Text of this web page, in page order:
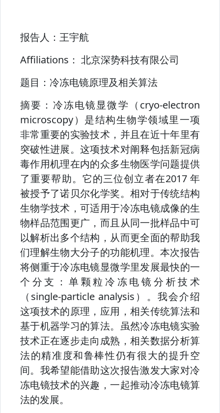
报告人： 王宇航
Affiliations： 北京深势科技有限公司
题目： 冷冻电镜原理及相关算法
摘要： 冷冻电镜显微学（cryo-electron
microscopy）是结构⽣物学领域⾥⼀项
⾮常重要的实验技术，并且在近⼗年⾥有
突破性进展。这项技术对阐释包括新冠病
毒作⽤机理在内的众多⽣物医学问题提供
了重要帮助。它的三位创⽴者在2017 年
被授予了诺⻉尔化学奖。相对于传统结构
⽣物学技术，可适⽤于冷冻电镜成像的⽣
物样品范围更广，⽽且从同⼀批样品中可
以解析出多个结构，从⽽更全⾯的帮助我
们理解⽣物⼤分⼦的功能机理。本次报告
将侧重于冷冻电镜显微学⾥发展最快的⼀
个分⽀：单颗粒冷冻电镜分析技术
（single-particle analysis）。我会介绍
这项技术的原理，应⽤，相关传统算法和
基于机器学习的算法。虽然冷冻电镜实验
技术正在逐步⾛向成熟，相关数据分析算
法的精准度和鲁棒性仍有很⼤的提升空
间。我希望能借助这次报告激发⼤家对冷
冻电镜技术的兴趣，⼀起推动冷冻电镜算
法的发展。